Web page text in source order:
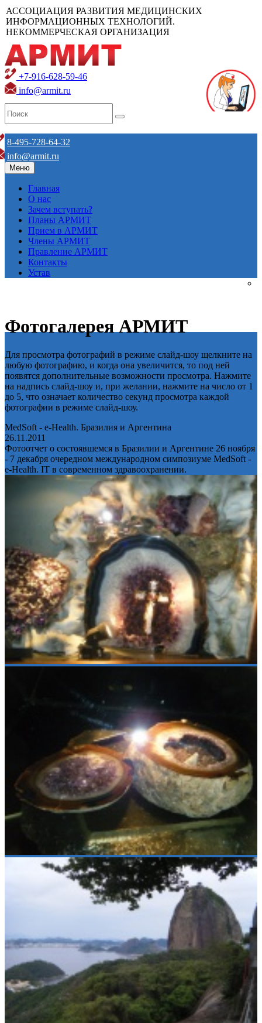
АССОЦИАЦИЯ РАЗВИТИЯ МЕДИЦИНСКИХ
ИНФОРМАЦИОННЫХ ТЕХНОЛОГИЙ.
НЕКОММЕРЧЕСКАЯ ОРГАНИЗАЦИЯ
+7-916-628-59-46
info@armit.ru
8-495-728-64-32
info@armit.ru
Меню
Главная
О нас
Зачем вступать?
Планы АРМИТ
Прием в АРМИТ
Члены АРМИТ
Правление АРМИТ
Контакты
Устав
Фотогалерея АРМИТ
Для просмотра фотографий в режиме слайд-шоу щелкните на
любую фотографию, и когда она увеличится, то под ней
появятся дополнительные возможности просмотра. Нажмите
на надпись слайд-шоу и, при желании, нажмите на число от 1
до 5, что означает количество секунд просмотра каждой
фотографии в режиме слайд-шоу.
MedSoft - e-Health. Бразилия и Аргентина
26.11.2011
Фотоотчет о состоявшемся в Бразилии и Аргентине 26 ноября
- 7 декабря очередном международном симпозиуме MedSoft -
e-Health. IT в современном здравоохранении.